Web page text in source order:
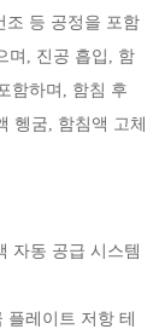
조 등 공정을 포함
며, 진공 흡입, 함
함하며, 함침 후
헹굼, 함침액 고체
자동 공급 시스템
레이트 저항 테